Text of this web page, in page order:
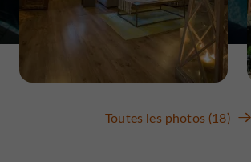
Toutes les photos (18)